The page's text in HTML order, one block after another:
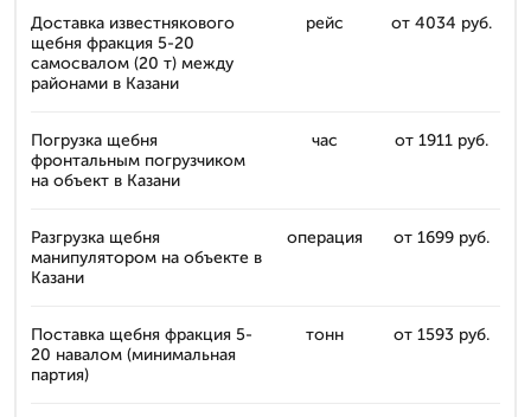
Доставка известнякового
щебня фракция 5-20
самосвалом (20 т) между
районами в Казани
рейс от 4034 руб.
Погрузка щебня
фронтальным погрузчиком
на объект в Казани
час от 1911 руб.
Разгрузка щебня
манипулятором на объекте в
Казани
операция от 1699 руб.
Поставка щебня фракция 5-
20 навалом (минимальная
партия)
тонн от 1593 руб.